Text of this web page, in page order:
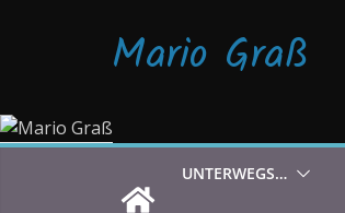
Mario Graß
UNTERWEGS…